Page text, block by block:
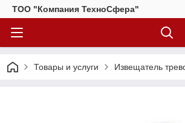
ТОО "Компания ТехноСфера"
Товары и услуги Извещатель